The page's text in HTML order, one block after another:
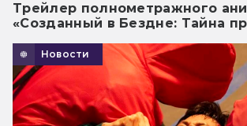
Трейлер полнометражного
«Созданный в Бездне: Тайна
Новости